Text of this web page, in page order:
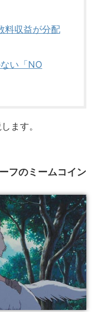
料収益が分配
い「NO
ます。
フのミームコイン